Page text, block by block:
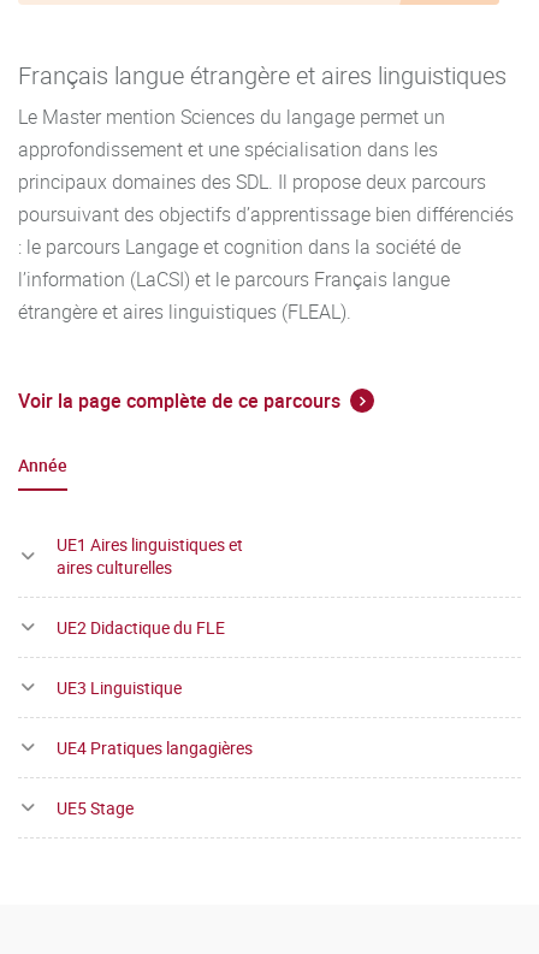
Français langue étrangère et aires linguistiques
Le Master mention Sciences du langage permet un
approfondissement et une spécialisation dans les
principaux domaines des SDL. Il propose deux parcours
poursuivant des objectifs d’apprentissage bien différenciés
: le parcours Langage et cognition dans la société de
l’information (LaCSI) et le parcours Français langue
étrangère et aires linguistiques (FLEAL).
Voir la page complète de ce parcours
Année
UE1 Aires linguistiques et
aires culturelles
UE2 Didactique du FLE
UE3 Linguistique
UE4 Pratiques langagières
UE5 Stage